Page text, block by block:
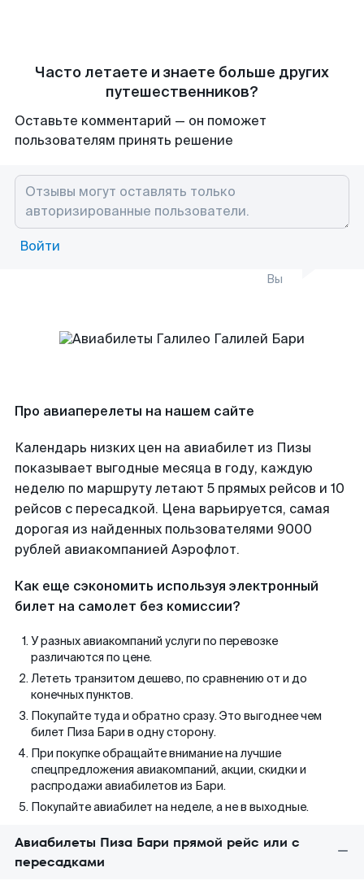
Часто летаете и знаете больше других
путешественников?
Оставьте комментарий — он поможет
пользователям принять решение
Войти
Вы
Про авиаперелеты на нашем сайте
Календарь низких цен на авиабилет из Пизы
показывает выгодные месяца в году, каждую
неделю по маршруту летают 5 прямых рейсов и 10
рейсов с пересадкой. Цена варьируется, самая
дорогая из найденных пользователями 9000
рублей авиакомпанией Аэрофлот.
Как еще сэкономить используя электронный
билет на самолет без комиссии?
У разных авиакомпаний услуги по перевозке
различаются по цене.
Лететь транзитом дешево, по сравнению от и до
конечных пунктов.
Покупайте туда и обратно сразу. Это выгоднее чем
билет Пиза Бари в одну сторону.
При покупке обращайте внимание на лучшие
спецпредложения авиакомпаний, акции, скидки и
распродажи авиабилетов из Бари.
Покупайте авиабилет на неделе, а не в выходные.
Авиабилеты Пиза Бари прямой рейс или с
пересадками